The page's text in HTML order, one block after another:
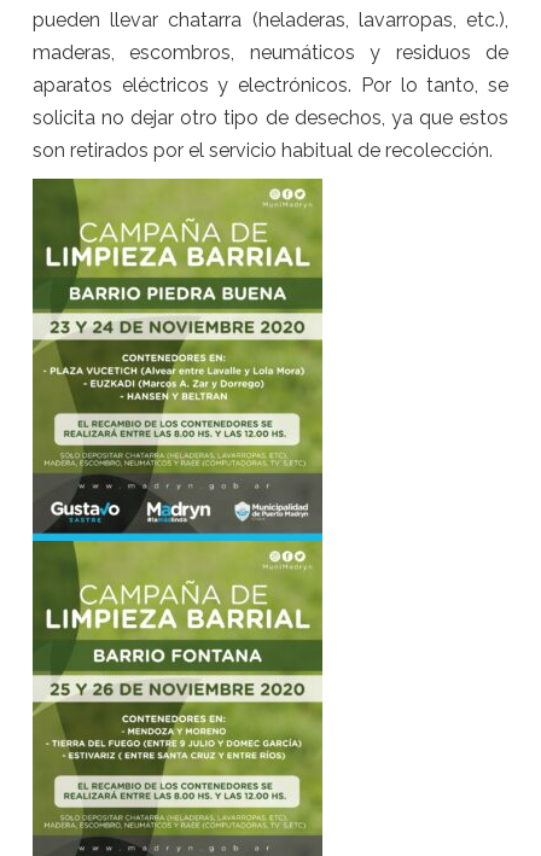
pueden llevar chatarra (heladeras, lavarropas, etc.),
maderas, escombros, neumáticos y residuos de
aparatos eléctricos y electrónicos. Por lo tanto, se
solicita no dejar otro tipo de desechos, ya que estos
son retirados por el servicio habitual de recolección.